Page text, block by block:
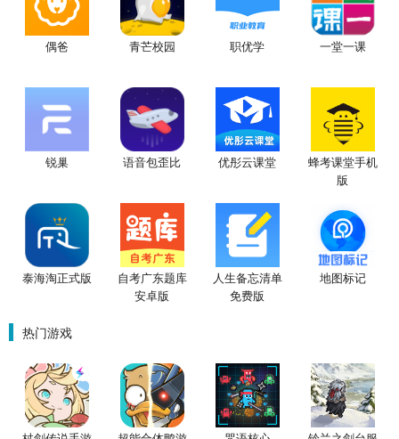
偶爸 青芒校园 职优学 一堂一课
锐巢 语音包歪比 优彤云课堂
蜂考课堂手机
版
泰海淘正式版
自考广东题库
安卓版
人生备忘清单
免费版
地图标记
热门游戏